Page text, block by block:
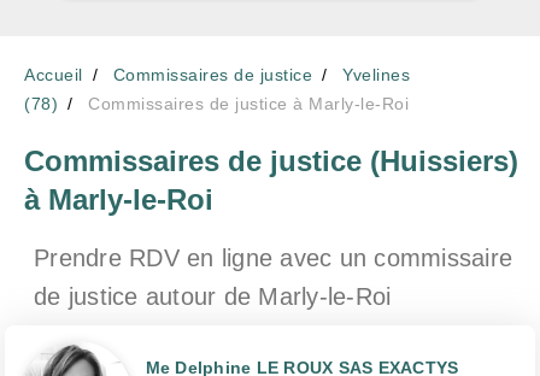
Accueil Commissaires de justice
Yvelines
(78)
Commissaires de justice à Marly-le-Roi
Commissaires de justice (Huissiers)
à Marly-le-Roi
Prendre RDV en ligne avec un commissaire
de justice autour de Marly-le-Roi
Me Delphine LE ROUX SAS EXACTYS